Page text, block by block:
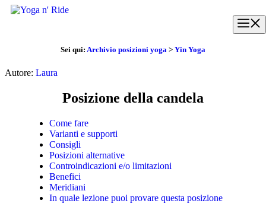
Vai
Sei qui: Archivio posizioni yoga > Yin Yoga
Autore: Laura
Posizione della candela
Come fare
Varianti e supporti
Consigli
Posizioni alternative
Controindicazioni e/o limitazioni
Benefici
Meridiani
In quale lezione puoi provare questa posizione